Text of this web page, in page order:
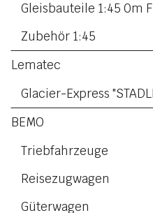
Gleisbauteile 1:45 0m
Zubehör 1:45
Lematec
Glacier-Express
BEMO
Triebfahrzeuge
Reisezugwagen
Güterwagen